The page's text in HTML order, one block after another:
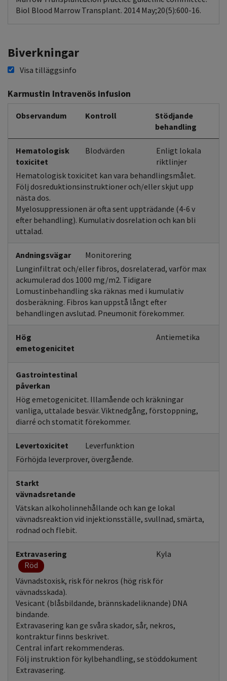
Biol Blood Marrow Transplant. 2014 May;20(5):600-16.
Biverkningar
Visa tilläggsinfo
Karmustin Intravenös infusion
Observandum Kontroll
Stödjande
behandling
Hematologisk
toxicitet
Blodvärden
Enligt lokala
riktlinjer
Hematologisk toxicitet kan vara behandlingsmålet.
Följ dosreduktionsinstruktioner och/eller skjut upp
nästa dos.
Myelosuppressionen är ofta sent uppträdande (4-6 v
efter behandling). Kumulativ dosrelation och kan bli
uttalad.
Andningsvägar
Monitorering
Lunginfiltrat och/eller fibros, dosrelaterad, varför max
ackumulerad dos 1000 mg/m2. Tidigare
Lomustinbehandling ska räknas med i kumulativ
dosberäkning. Fibros kan uppstå långt efter
behandlingen avslutad. Pneumonit förekommer.
Hög
emetogenicitet
Antiemetika
Gastrointestinal
påverkan
Hög emetogenicitet. Illamående och kräkningar
vanliga, uttalade besvär. Viktnedgång, förstoppning,
diarré och stomatit förekommer.
Levertoxicitet
Leverfunktion
Förhöjda leverprover, övergående.
Starkt
vävnadsretande
Vätskan alkoholinnehållande och kan ge lokal
vävnadsreaktion vid injektionsställe, svullnad, smärta,
rodnad och flebit.
Extravasering
Röd
Kyla
Vävnadstoxisk, risk för nekros (hög risk för
vävnadsskada).
Vesicant (blåsbildande, brännskadeliknande) DNA
bindande.
Extravasering kan ge svåra skador, sår, nekros,
kontraktur finns beskrivet.
Central infart rekommenderas.
Följ instruktion för kylbehandling, se stöddokument
Extravasering.